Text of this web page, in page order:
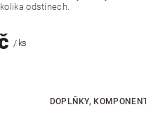
odstínech.
/ ks
DOPLŇKY,